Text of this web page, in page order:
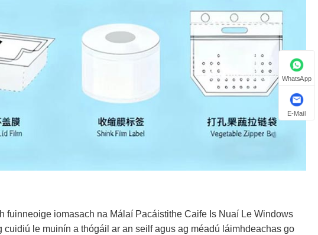
fuinneoige iomasach na Málaí Pacáistithe Caife Is Nuaí Le Windows
le muinín a thógáil ar an seilf agus ag méadú láimhdeachas go
WhatsApp
E-Mail